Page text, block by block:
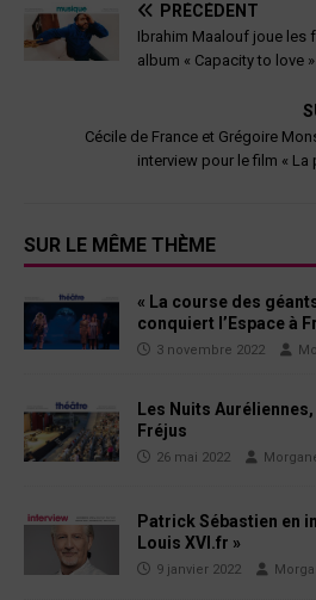
PRÉCÉDENT
Ibrahim Maalouf joue les
album « Capacity to love »
Cécile de France et Grégoire
interview pour le film « La
SUR LE MÊME THÈME
« La course des
conquiert l’Espace à
3 novembre 2022
Les Nuits
Fréjus
26 mai 2022
Patrick Sébastien en
Louis XVI.fr »
9 janvier 2022